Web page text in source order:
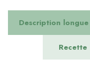
Description longue
Recette